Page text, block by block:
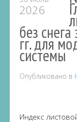
2026
без
гг. для
системы
Опубликовано в
Индекс